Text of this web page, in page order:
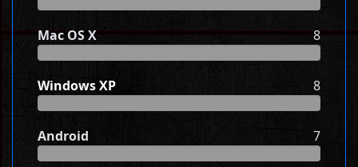
Mac OS X 8
Windows XP 8
Android 7